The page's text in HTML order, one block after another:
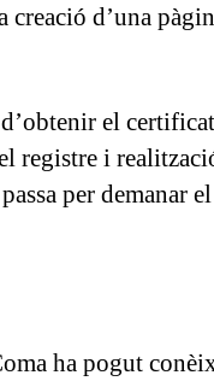
creació d’una
d’obtenir el
registre i
per demanar
ha pogut